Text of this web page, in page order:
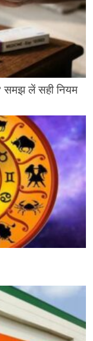
समझ लें सही नियम